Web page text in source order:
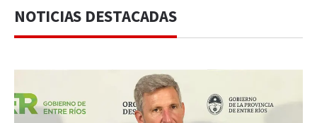
NOTICIAS DESTACADAS